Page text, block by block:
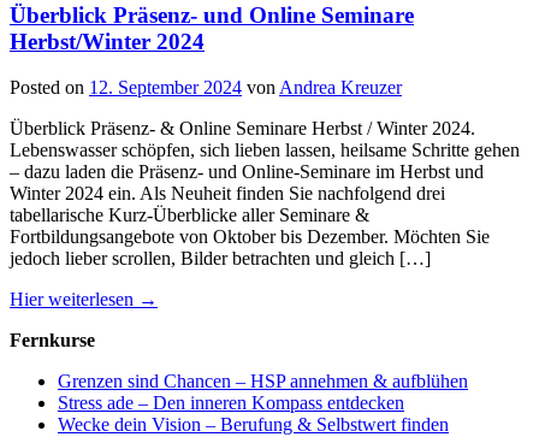
Überblick Präsenz- und Online Seminare
Herbst/Winter 2024
Posted on 12. September 2024 von Andrea Kreuzer
Überblick Präsenz- & Online Seminare Herbst / Winter 2024.
Lebenswasser schöpfen, sich lieben lassen, heilsame Schritte gehen
– dazu laden die Präsenz- und Online-Seminare im Herbst und
Winter 2024 ein. Als Neuheit finden Sie nachfolgend drei
tabellarische Kurz-Überblicke aller Seminare &
Fortbildungsangebote von Oktober bis Dezember. Möchten Sie
jedoch lieber scrollen, Bilder betrachten und gleich […]
Hier weiterlesen →
Fernkurse
Grenzen sind Chancen – HSP annehmen & aufblühen
Stress ade – Den inneren Kompass entdecken
Wecke dein Vision – Berufung & Selbstwert finden